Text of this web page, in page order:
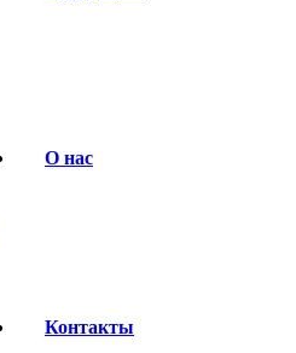
О нас
Контакты